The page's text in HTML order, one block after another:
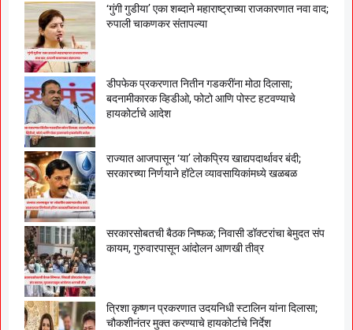
‘गुंगी गुडीया’ एका शब्दाने महाराष्ट्राच्या राजकारणात नवा वाद;
रुपाली चाकणकर संतापल्या
डीपफेक प्रकरणात नितीन गडकरींना मोठा दिलासा;
बदनामीकारक व्हिडीओ, फोटो आणि पोस्ट हटवण्याचे
हायकोर्टाचे आदेश
राज्यात आजपासून ‘या’ लोकप्रिय खाद्यपदार्थावर बंदी;
सरकारच्या निर्णयाने हॉटेल व्यावसायिकांमध्ये खळबळ
सरकारसोबतची बैठक निष्फळ; निवासी डॉक्टरांचा बेमुदत संप
कायम, गुरुवारपासून आंदोलन आणखी तीव्र
त्रिशा कृष्णन प्रकरणात उदयनिधी स्टालिन यांना दिलासा;
चौकशीनंतर मुक्त करण्याचे हायकोर्टाचे निर्देश